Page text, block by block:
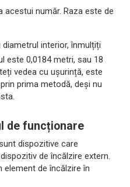
acestui număr. Raza este de
interior, înmulțiți
este 0,0184 metri, sau 18
vedea cu ușurință, este
prima metodă, deși nu
de funcționare
dispozitive care
de încălzire extern.
element de încălzire în